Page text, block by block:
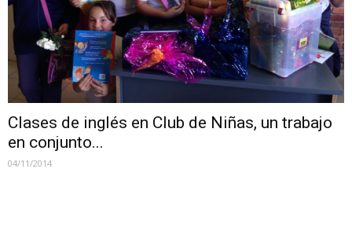
Clases de inglés en Club de Niñas, un trabajo
en conjunto...
04/11/2014